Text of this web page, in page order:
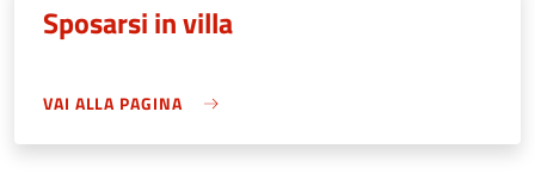
Sposarsi in villa
VAI ALLA PAGINA